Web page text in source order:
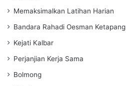
Memaksimalkan Latihan Harian
Bandara Rahadi Oesman Ketapang
Kejati Kalbar
Perjanjian Kerja Sama
Bolmong